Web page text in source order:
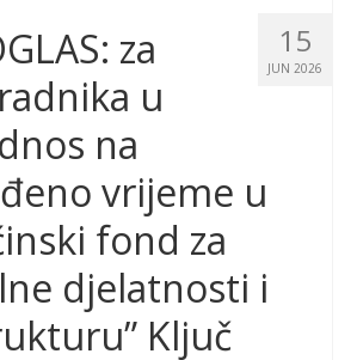
15
JUN 2026
za
u
na
vrijeme u
fond za
djelatnosti i
Ključ